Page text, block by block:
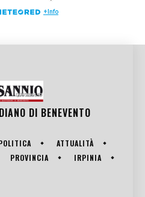
DI BENEVENTO
ATTUALITÀ
PROVINCIA
IRPINIA